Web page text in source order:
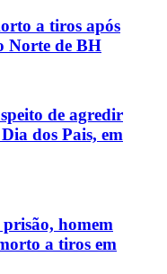
a tiros após
Norte de BH
de agredir
dos Pais, em
homem
a tiros em